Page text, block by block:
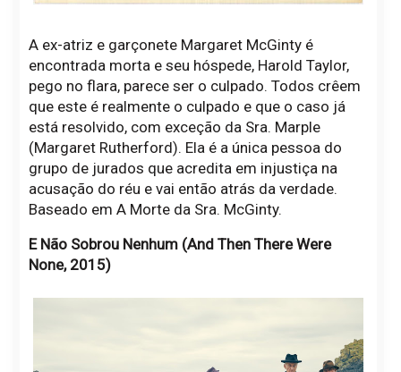
A ex-atriz e garçonete Margaret McGinty é
encontrada morta e seu hóspede, Harold Taylor,
pego no flara, parece ser o culpado. Todos crêem
que este é realmente o culpado e que o caso já
está resolvido, com exceção da Sra. Marple
(Margaret Rutherford). Ela é a única pessoa do
grupo de jurados que acredita em injustiça na
acusação do réu e vai então atrás da verdade.
Baseado em A Morte da Sra. McGinty.
E Não Sobrou Nenhum (And Then There Were
None, 2015)